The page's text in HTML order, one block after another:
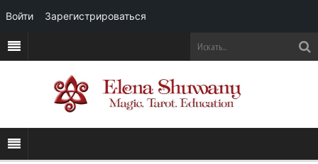
Войти Зарегистрироваться